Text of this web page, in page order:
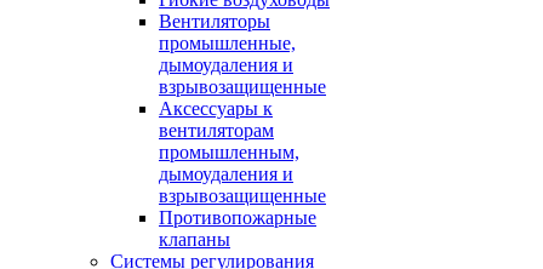
Вентиляторы
промышленные,
дымоудаления и
взрывозащищенные
Аксессуары к
вентиляторам
промышленным,
дымоудаления и
взрывозащищенные
Противопожарные
клапаны
Системы регулирования